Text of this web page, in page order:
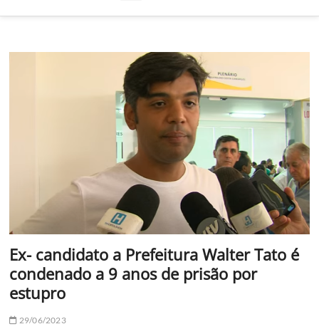
Ex- candidato a Prefeitura Walter Tato é
condenado a 9 anos de prisão por
estupro
29/06/2023